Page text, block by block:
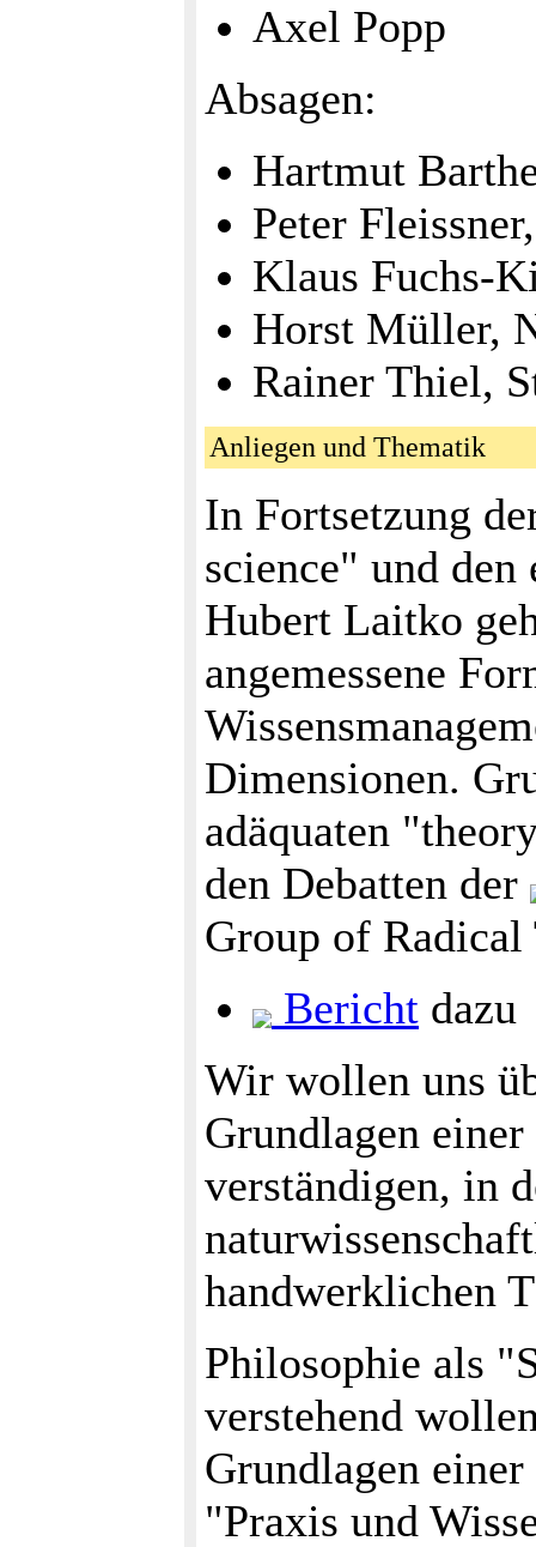
Axel Popp
Absagen:
Hartmut
Peter
Klaus Fuchs-
Horst Müller,
Rainer Thiel,
Anliegen und Thematik
In Fortsetzung
science" und
Hubert Laitko
angemessene
Dimensionen.
adäquaten
den Debatten der
Group of
Bericht dazu
Wir wollen uns
Grundlagen
verständigen, in
handwerklichen
Philosophie als
verstehend
Grundlagen
"Praxis und